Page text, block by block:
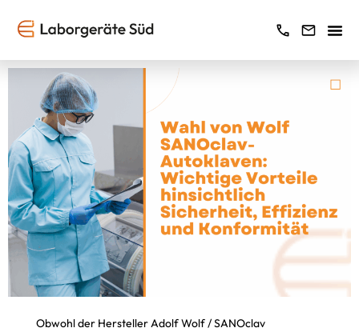
Obwohl der Hersteller Adolf Wolf / SANOclav